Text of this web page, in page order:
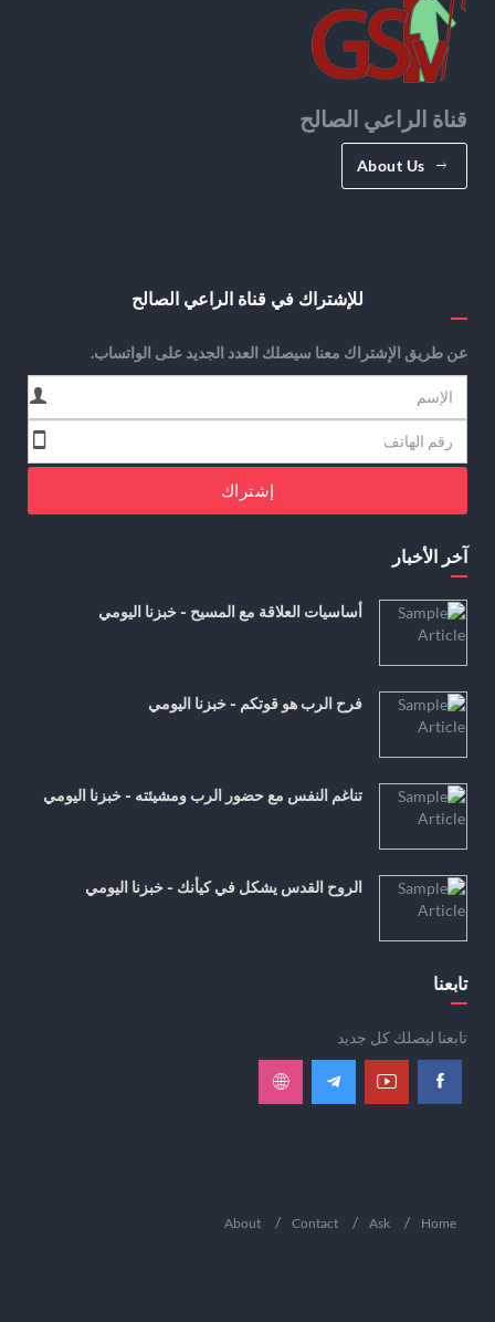
قناة الراعي الصالح
About Us
للإشتراك في قناة الراعي الصالح
عن طريق الإشتراك معنا سيصلك العدد الجديد على الواتساب.
إشتراك
آخر الأخبار
أساسيات العلاقة مع المسيح - خبزنا اليومي
فرح الرب هو قوتكم - خبزنا اليومي
تناغم النفس مع حضور الرب ومشيئته - خبزنا اليومي
الروح القدس يشكل في كيأنك - خبزنا اليومي
تابعنا
تابعنا ليصلك كل جديد
Home
Ask
Contact
About